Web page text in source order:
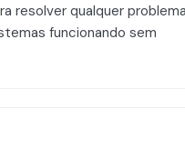
resolver qualquer
funcionando sem